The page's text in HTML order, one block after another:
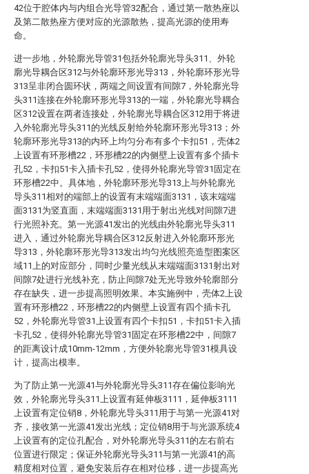
42位于腔体内与内组合光导管32配合，通过第一散热座以
及第二散热座方便对应的光源散热，提高光源的使用寿
命。
进一步地，外轮廓光导管31包括外轮廓光导头311、外轮
廓光导耦合区312与外轮廓环形光导313，外轮廓环形光导
313呈非闭合圆环状，两端之间设置有间隙7，外轮廓光导
头311连接在外轮廓环形光导313的一端，外轮廓光导耦合
区312设置在两者连接处，外轮廓光导耦合区312用于将进
入外轮廓光导头311的光线反射给外轮廓环形光导313；外
轮廓环形光导313的内环上均匀分布有多个卡扣51，壳体2
上设置有环形槽22，环形槽22的内侧壁上设置有多个插卡
孔52，卡扣51卡入插卡孔52，使得外轮廓光导管31固定在
环形槽22中。具体地，外轮廓环形光导313上与外轮廓光
导头311相对的端部上的设置有末端端面3131，该末端端
面3131为竖直面，末端端面3131用于射出光线对间隙7进
行光照补充。第一光源41发出的光线由外轮廓光导头311
进入，通过外轮廓光导耦合区312反射进入外轮廓环形光
导313，外轮廓环形光导313发出均匀光线照亮造型图案区
域11上的对应部分，同时少量光线从末端端面3131射出对
间隙7处进行光线补充，防止间隙7处无光导致外轮廓部分
存在缺失，进一步提高照明效果。本实施例中，壳体2上设
置有环形槽22，环形槽22的内侧壁上设置有四个插卡孔
52，外轮廓光导管31上设置有四个卡扣51，卡扣51卡入插
卡孔52，使得外轮廓光导管31固定在环形槽22中，间隙7
的距离设计成10mm-12mm，方便外轮廓光导管31模具设
计，提高出模率。
为了防止第一光源41与外轮廓光导头311存在偏位影响光
效，外轮廓光导头311上设置有延伸板3111，延伸板3111
上设置有定位销8，外轮廓光导头311用于与第一光源41对
齐，接收第一光源41发出光线；定位销8用于与光源系统4
上设置有的定位孔配合，对外轮廓光导头311的左右前右
位置进行限定；保证外轮廓光导头311与第一光源41的高
精度相对位置，避免安装后存在相对位移，进一步提高光